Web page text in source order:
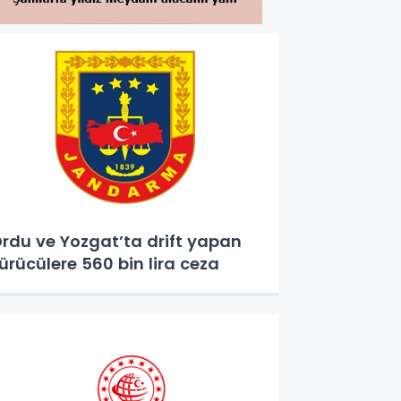
ve Yozgat’ta drift yapan
560 bin lira ceza